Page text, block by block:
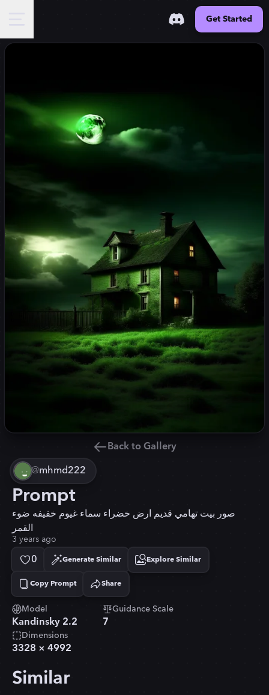
Get Started
Back to Gallery
@mhmd222
Prompt
صور بيت تهامي قديم ارض خضراء سماء غيوم خفيفه ضوء
القمر
3 years ago
0 Generate Similar Explore Similar
Copy Prompt
Copied! Share
Model
Kandinsky 2.2
Guidance Scale
7
Dimensions
3328 × 4992
Similar